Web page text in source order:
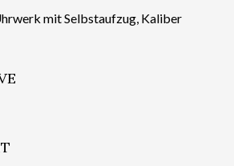
mit Selbstaufzug, Kaliber